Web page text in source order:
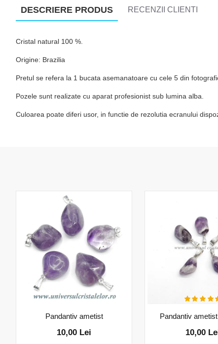
DESCRIERE PRODUS RECENZII CLIENTI
Cristal natural 100 %.
Origine: Brazilia
Pretul se refera la 1 bucata asemanatoare cu cele 5 din
Pozele sunt realizate cu aparat profesionist sub lumina alba.
Culoarea poate diferi usor, in functie de rezolutia ecranului
Pandantiv ametist
10,00 Lei
Pandantiv
10,00